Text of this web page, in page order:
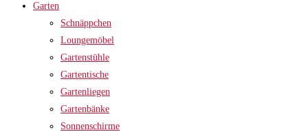
Garten
Schnäppchen
Loungemöbel
Gartenstühle
Gartentische
Gartenliegen
Gartenbänke
Sonnenschirme